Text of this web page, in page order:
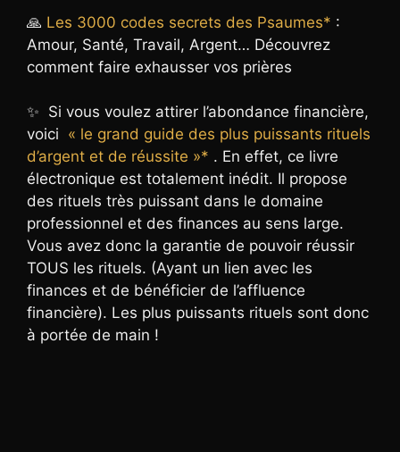
🙏 Les 3000 codes secrets des Psaumes* :
Amour, Santé, Travail, Argent… Découvrez
comment faire exhausser vos prières
✨ Si vous voulez attirer l’abondance financière,
voici « le grand guide des plus puissants rituels
d’argent et de réussite »* . En effet, ce livre
électronique est totalement inédit. Il propose
des rituels très puissant dans le domaine
professionnel et des finances au sens large.
Vous avez donc la garantie de pouvoir réussir
TOUS les rituels. (Ayant un lien avec les
finances et de bénéficier de l’affluence
financière). Les plus puissants rituels sont donc
à portée de main !